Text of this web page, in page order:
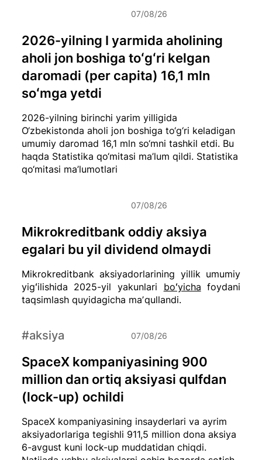
2026-yilning birinchi yarim yilligida
O‘zbekistonda aholi jon boshiga to‘g‘ri keladigan
umumiy daromad 16,1 mln so‘mni tashkil etdi. Bu
haqda Statistika qo‘mitasi ma’lum qildi. Statistika
qo‘mitasi ma’lumotlari
2026-yilning I yarmida aholining
aholi jon boshiga toʻgʻri kelgan
daromadi (per capita) 16,1 mln
soʻmga yetdi
07/08/26
Mikrokreditbank aksiyadorlarining yillik umumiy
yigʻilishida 2025-yil yakunlari boʻyicha foydani
taqsimlash quyidagicha maʼqullandi.
Mikrokreditbank oddiy aksiya
egalari bu yil dividend olmaydi
07/08/26
SpaceX kompaniyasining insayderlari va ayrim
aksiyadorlariga tegishli 911,5 million dona aksiya
6-avgust kuni lock-up muddatidan chiqdi.
SpaceX kompaniyasining 900
million dan ortiq aksiyasi qulfdan
(lock-up) ochildi
#aksiya 07/08/26